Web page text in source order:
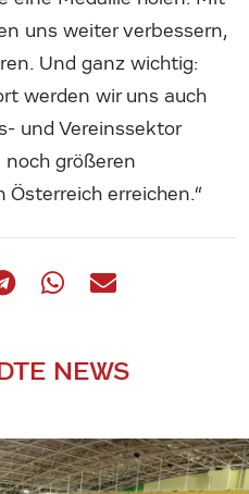
uns weiter verbessern,
Und ganz wichtig:
werden wir uns auch
und Vereinssektor
größeren
erreichen.“
NEWS